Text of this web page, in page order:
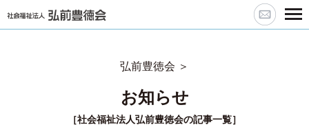
弘前豊徳会 ＞
お知らせ
［社会福祉法人弘前豊徳会の記事一覧］